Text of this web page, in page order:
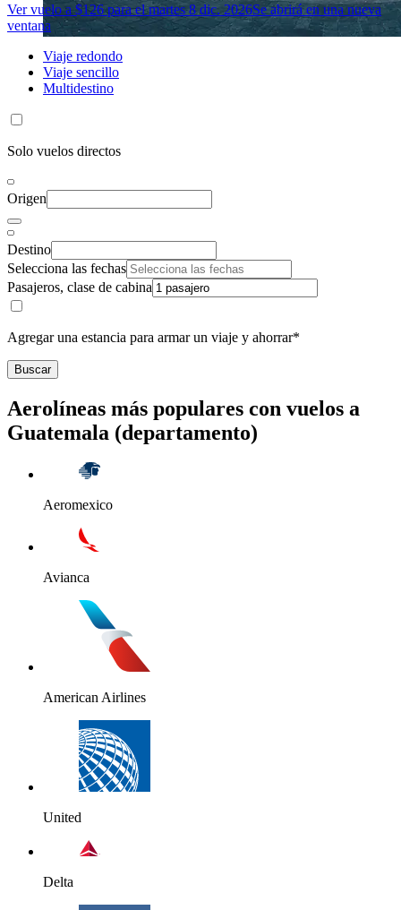
Ver vuelo a $126 para el martes 8 dic. 2026Se abrirá en una nueva
ventana
Viaje redondo
Viaje sencillo
Multidestino
Solo vuelos directos
Origen
Destino
Selecciona las fechas
Pasajeros, clase de cabina
Agregar una estancia para armar un viaje y ahorrar*
Buscar
Aerolíneas más populares con vuelos a
Guatemala (departamento)
Aeromexico
Avianca
American Airlines
United
Delta